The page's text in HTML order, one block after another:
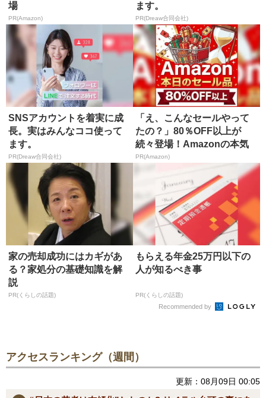
場
PR(Amazon)
ます。
PR(Dreaw合同会社)
SNSアカウントを着実に成
長。実はみんなココ使って
ます。
PR(Dreaw合同会社)
「え、こんなセールやって
たの？」80％OFF以上が
続々登場！Amazonの本気
が...
PR(Amazon)
家の売却成功にはカギがあ
る？家処分の基礎知識を解
説
PR(くらしの話題)
もらえる年金25万円以下の
人が知るべき事
PR(くらしの話題)
Recommended by
アクセスランキング（週間）
更新：08月09日 00:05